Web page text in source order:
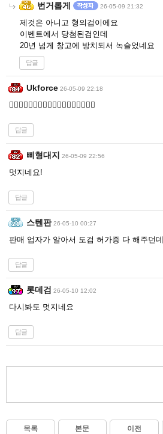
번거롭게 26-05-09 21:32
제것은 아니고 형의검이에요
이벤트에서 당첨된검인데
20년 넘게 창고에 방치되서 녹슬었네요
답글
Ukforce 26-05-09 22:18
👍🏻👍🏻👍🏻👍🏻👍🏻👍🏻👍🏻👍🏻👍🏻
답글
삐형대지 26-05-09 22:56
멋지네요!
답글
스텐판 26-05-10 00:27
판매 업자가 알아서 도검 허가증 다 해주던데
답글
롯데검 26-05-10 12:02
다시봐도 멋지네요
답글
목록 본문 이전